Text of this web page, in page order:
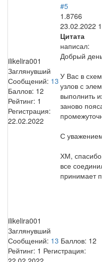
ilikelira001
Заглянувший
Сообщений: 13
Баллов: 12
Рейтинг: 1
Регистрация:
22.02.2022
#5
1.8766
23.02.2022
Цитата
написал:
Добрый
У Вас в
узлов с
выполнить
заново
С
ХМ,
все
принимает
ilikelira001
Заглянувший
Сообщений: 13 Баллов: 12
Рейтинг: 1 Регистрация: